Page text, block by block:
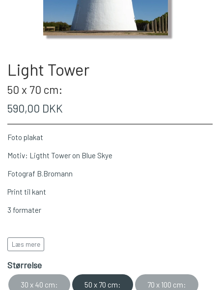
Light Tower
50 x 70 cm:
590,00 DKK
Foto plakat
Motiv: Ligtht Tower on Blue Skye
Fotograf B.Bromann
Print til kant
3 formater
Leveres i rulle/rør
Læs mere
Størrelse
30 x 40 cm: 50 x 70 cm: 70 x 100 cm: